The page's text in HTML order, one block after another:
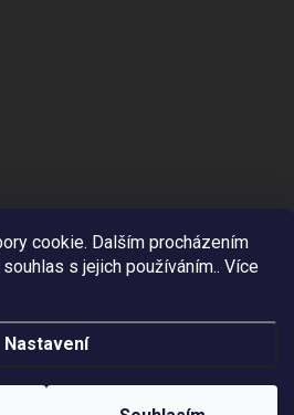
cookie. Dalším procházením
s jejich používáním.. Více
Nastavení
Vytvořil Shoptet
- Svět potisku. Všechna práva vyhrazena.